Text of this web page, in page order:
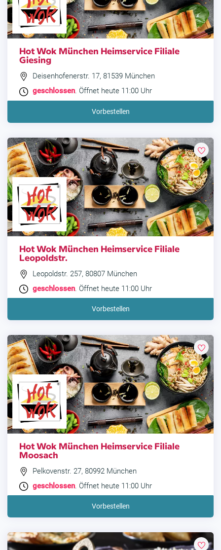
Hot Wok München Heimservice Filiale
Giesing
Deisenhofenerstr. 17, 81539 München
geschlossen. Öffnet heute 11:00 Uhr
Vorbestellen
Hot Wok München Heimservice Filiale
Leopoldstr.
Leopoldstr. 257, 80807 München
geschlossen . Öffnet heute 11:00 Uhr
Vorbestellen
Hot Wok München Heimservice Filiale
Moosach
Pelkovenstr. 27, 80992 München
geschlossen . Öffnet heute 11:00 Uhr
Vorbestellen